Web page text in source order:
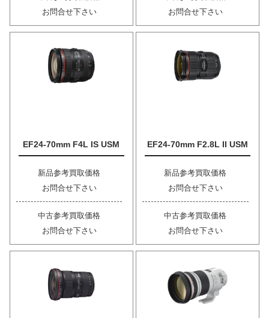
お問合せ下さい
お問合せ下さい
EF24-70mm F4L IS USM
新品参考買取価格
お問合せ下さい
中古参考買取価格
お問合せ下さい
EF24-70mm F2.8L II USM
新品参考買取価格
お問合せ下さい
中古参考買取価格
お問合せ下さい